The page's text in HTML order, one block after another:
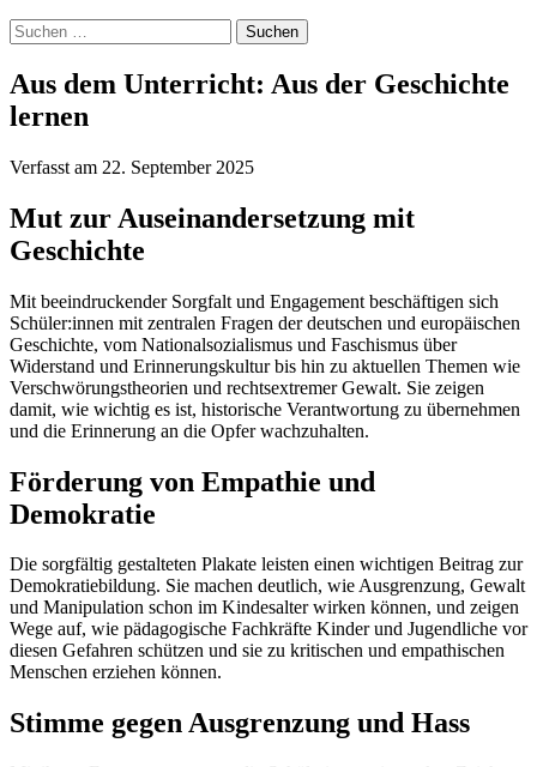
Suchen
Suchen
nach:
Aus dem Unterricht: Aus der Geschichte
lernen
Verfasst am 22. September 2025
Mut zur Auseinandersetzung mit
Geschichte
Mit beeindruckender Sorgfalt und Engagement beschäftigen sich
Schüler:innen mit zentralen Fragen der deutschen und europäischen
Geschichte, vom Nationalsozialismus und Faschismus über
Widerstand und Erinnerungskultur bis hin zu aktuellen Themen wie
Verschwörungstheorien und rechtsextremer Gewalt. Sie zeigen
damit, wie wichtig es ist, historische Verantwortung zu übernehmen
und die Erinnerung an die Opfer wachzuhalten.
Förderung von Empathie und
Demokratie
Die sorgfältig gestalteten Plakate leisten einen wichtigen Beitrag zur
Demokratiebildung. Sie machen deutlich, wie Ausgrenzung, Gewalt
und Manipulation schon im Kindesalter wirken können, und zeigen
Wege auf, wie pädagogische Fachkräfte Kinder und Jugendliche vor
diesen Gefahren schützen und sie zu kritischen und empathischen
Menschen erziehen können.
Stimme gegen Ausgrenzung und Hass